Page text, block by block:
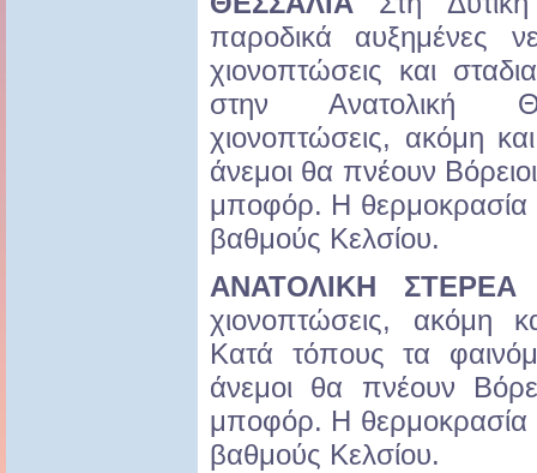
παροδικά αυξημένες
χιονοπτώσεις και
στην Ανατολική
χιονοπτώσεις, ακόμη
άνεμοι θα πνέουν
μποφόρ. Η θερμοκρασία
βαθμούς Κελσίου.
ΑΝΑΤΟΛΙΚΗ ΣΤΕΡΕΑ-
χιονοπτώσεις, ακόμη
Κατά τόπους τα
άνεμοι θα πνέουν
μποφόρ. Η θερμοκρασία
βαθμούς Κελσίου.